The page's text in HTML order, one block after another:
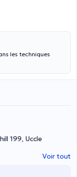
les techniques
199, Uccle
Voir tout